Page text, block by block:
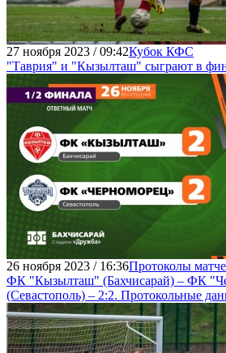
27 ноября 2023 / 09:42Кубок КФС
"Таврия" и "Кызылташ" сыграют в
26 ноября 2023 / 16:36Протоколы
ФК "Кызылташ" (Бахчисарай) – ФК
(Севастополь) – 2:2. Протокольные